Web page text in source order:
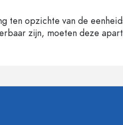
ten opzichte van de
zijn, moeten deze